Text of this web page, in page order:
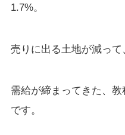
1.7%。
売りに出る土地が減って
需給が締まってきた、
です。